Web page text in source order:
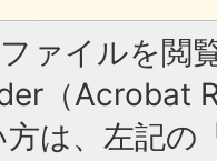
ァイルを閲
（Acrobat
は、左記の